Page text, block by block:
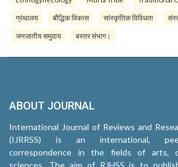
ग्रंथालय बौद्धिक विकास सांस्कृतिक विविधता
जनजातीय समुदाय बस्तर संभाग।
ABOUT JOURNAL
International Journal of Reviews and
(IJRRSS) is an international,
correspondence in the fields of arts,
sciences. The aim of RJHSS is to